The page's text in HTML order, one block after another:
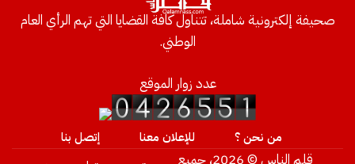
صحيفة إلكترونية شاملة، تتناول كافة القضايا التي تهم الرأي العام
الوطني.
عدد زوار الموقع
من نحن ؟ للإعلان معنا إتصل بنا
قلم الناس © 2026، جميع